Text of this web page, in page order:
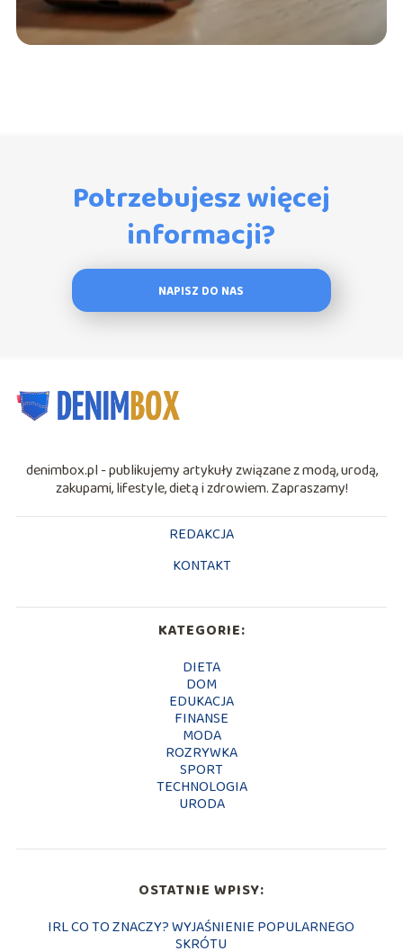
Potrzebujesz więcej
informacji?
NAPISZ DO NAS
denimbox.pl - publikujemy artykuły związane z modą, urodą,
zakupami, lifestyle, dietą i zdrowiem. Zapraszamy!
REDAKCJA
KONTAKT
KATEGORIE:
DIETA
DOM
EDUKACJA
FINANSE
MODA
ROZRYWKA
SPORT
TECHNOLOGIA
URODA
OSTATNIE WPISY:
IRL CO TO ZNACZY? WYJAŚNIENIE POPULARNEGO
SKRÓTU